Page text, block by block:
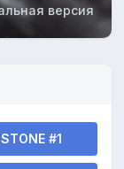
версия
#1